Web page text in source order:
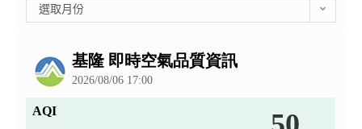
整
選取月份